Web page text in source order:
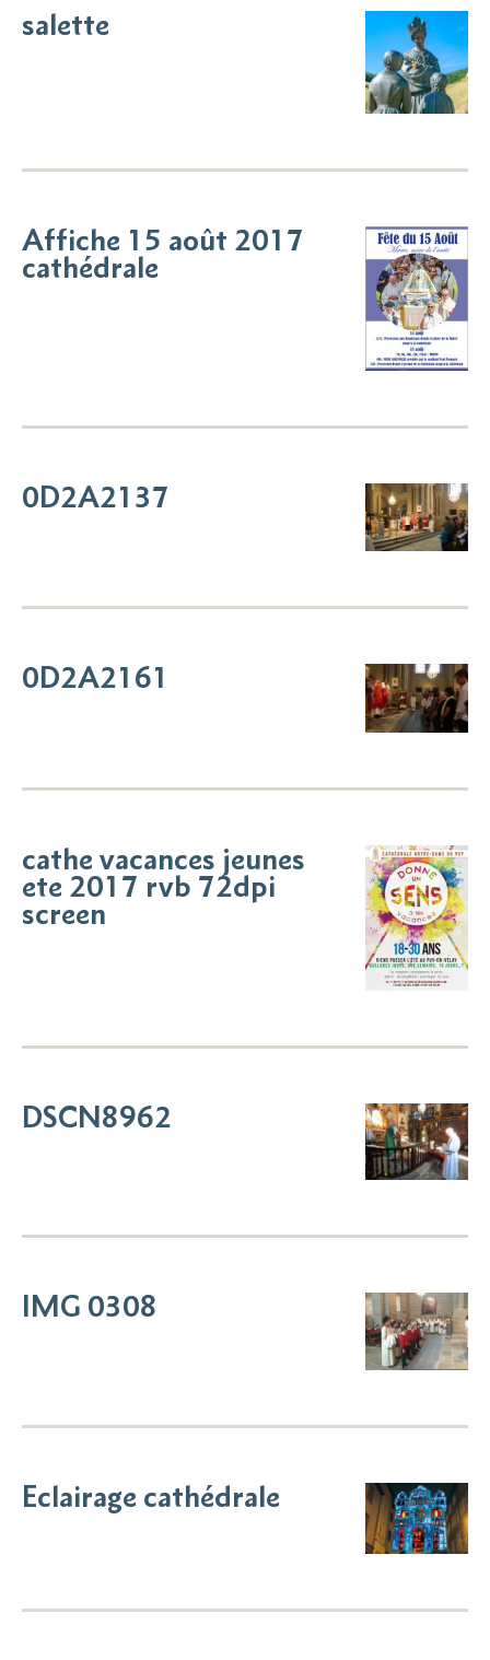
salette
Affiche 15 août 2017
cathédrale
0D2A2137
0D2A2161
cathe vacances jeunes
ete 2017 rvb 72dpi
screen
DSCN8962
IMG 0308
Eclairage cathédrale